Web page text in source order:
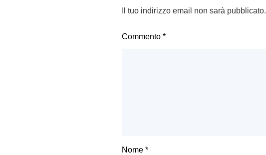
Il tuo indirizzo email non sarà pubblicato.
Commento *
Nome *